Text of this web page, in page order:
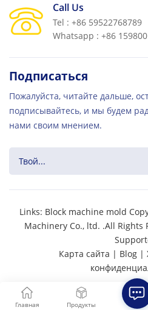
Call Us
Tel : +86 59522768789
Whatsapp : +86
Подписаться
Пожалуйста, читайте дальше,
подписывайтесь, и мы будем
нами своим мнением.
Links: Block machine mold
Machinery Co., ltd. .All Rights
Карта сайта | Blog |
Главная Продукты